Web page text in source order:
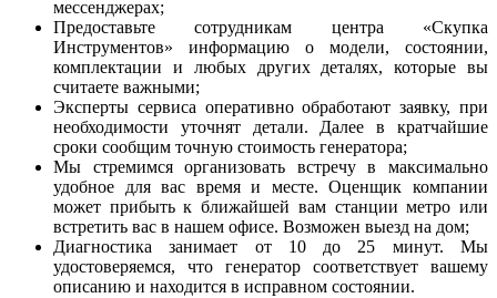
мессенджерах;
Предоставьте сотрудникам центра «Скупка
Инструментов» информацию о модели, состоянии,
комплектации и любых других деталях, которые вы
считаете важными;
Эксперты сервиса оперативно обработают заявку, при
необходимости уточнят детали. Далее в кратчайшие
сроки сообщим точную стоимость генератора;
Мы стремимся организовать встречу в максимально
удобное для вас время и месте. Оценщик компании
может прибыть к ближайшей вам станции метро или
встретить вас в нашем офисе. Возможен выезд на дом;
Диагностика занимает от 10 до 25 минут. Мы
удостоверяемся, что генератор соответствует вашему
описанию и находится в исправном состоянии.